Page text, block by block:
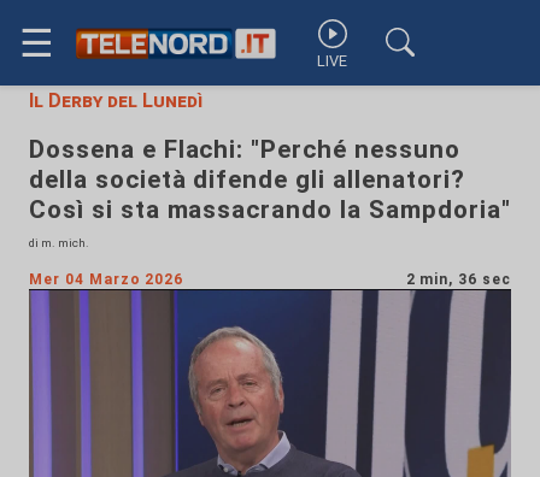
☰ LIVE
Il Derby del Lunedì
Dossena e Flachi: "Perché nessuno
della società difende gli allenatori?
Così si sta massacrando la Sampdoria"
di m. mich.
Mer 04 Marzo 2026 2 min, 36 sec